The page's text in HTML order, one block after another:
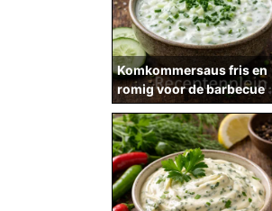
Komkommersaus fris en
romig voor de barbecue